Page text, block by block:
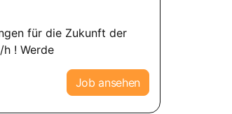
für die Zukunft der
! Werde
Job ansehen